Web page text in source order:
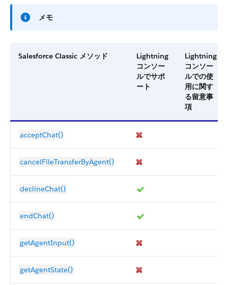
メモ
Salesforce Classic メソッド
Lightning
コンソー
ルでサポ
ート
Lightning
コンソー
ルでの使
用に関す
る留意事
項
acceptChat()
cancelFileTransferByAgent()
declineChat()
endChat()
getAgentInput()
getAgentState()